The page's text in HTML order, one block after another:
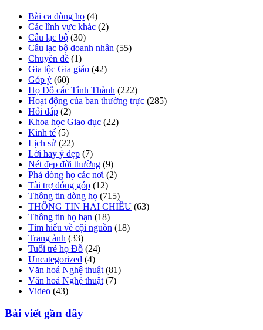
Bài ca dòng họ (4)
Các lĩnh vực khác (2)
Câu lạc bộ (30)
Câu lạc bộ doanh nhân (55)
Chuyên đề (1)
Gia tộc Gia giáo (42)
Góp ý (60)
Họ Đỗ các Tỉnh Thành (222)
Hoạt động của ban thường trực (285)
Hỏi đáp (2)
Khoa học Giao dục (22)
Kinh tế (5)
Lịch sử (22)
Lời hay ý đẹp (7)
Nét đẹp đời thường (9)
Phả dòng họ các nơi (2)
Tài trợ đóng góp (12)
Thông tin dòng họ (715)
THÔNG TIN HAI CHIỀU (63)
Thông tin họ bạn (18)
Tìm hiểu về cội nguồn (18)
Trang ảnh (33)
Tuổi trẻ họ Đỗ (24)
Uncategorized (4)
Văn hoá Nghệ thuật (81)
Văn hoá Nghệ thuật (7)
Video (43)
Bài viết gần đây